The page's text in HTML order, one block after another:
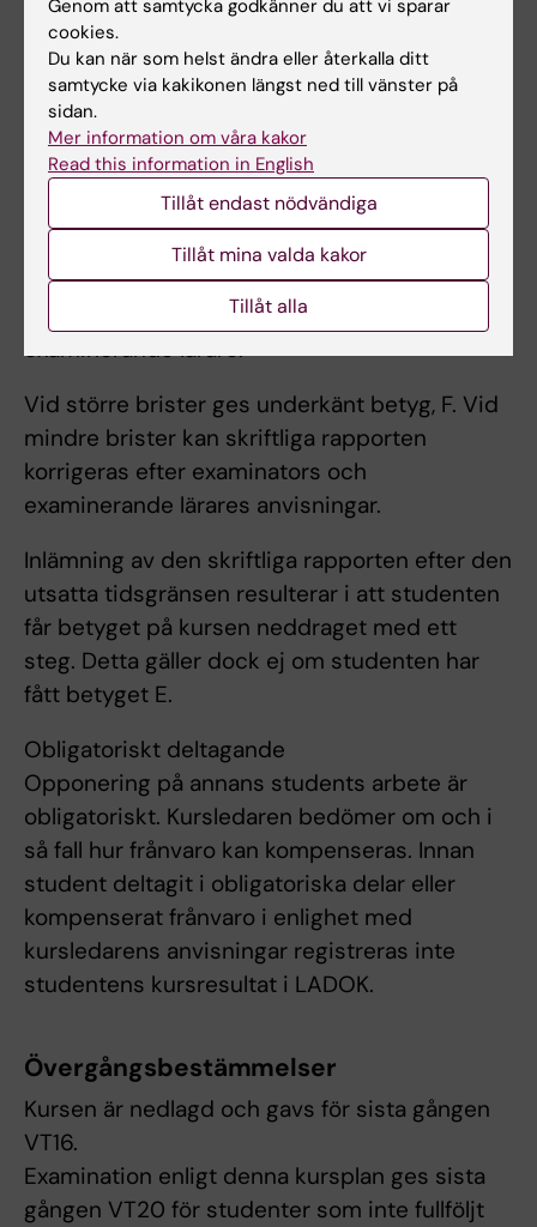
Arbetsformer
Individuellt experimentellt arbete med
datainsamling under handledning.
Examination
Examinationen består av skriftlig rapport,
muntlig presentation samt bedömning av det
praktiskt genomförande. Examinator sätter
betyg efter samråd med handledare och
examinerande lärare.
Vid större brister ges underkänt betyg, F. Vid
mindre brister kan skriftliga rapporten
korrigeras efter examinators och
examinerande lärares anvisningar.
Inlämning av den skriftliga rapporten efter den
utsatta tidsgränsen resulterar i att studenten
får betyget på kursen neddraget med ett
steg. Detta gäller dock ej om studenten har
fått betyget E.
Obligatoriskt deltagande
Opponering på annans students arbete är
obligatoriskt. Kursledaren bedömer om och i
så fall hur frånvaro kan kompenseras. Innan
student deltagit i obligatoriska delar eller
kompenserat frånvaro i enlighet med
kursledarens anvisningar registreras inte
studentens kursresultat i LADOK.
Övergångsbestämmelser
Kursen är nedlagd och gavs för sista gången
VT16.
Examination enligt denna kursplan ges sista
gången VT20 för studenter som inte fullföljt
Genom att samtycka godkänner du att vi sparar
cookies.
Du kan när som helst ändra eller återkalla ditt
samtycke via kakikonen längst ned till vänster på
sidan.
Mer information om våra kakor
Read this information in English
Tillåt endast nödvändiga
Tillåt mina valda kakor
Tillåt alla